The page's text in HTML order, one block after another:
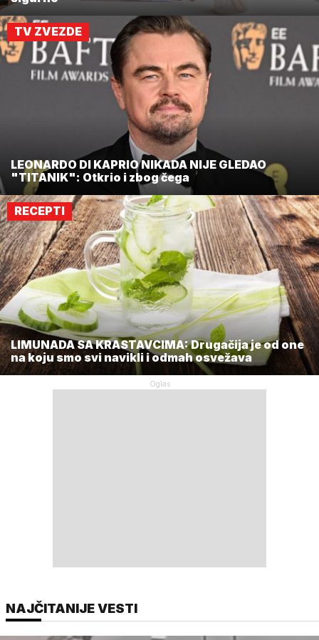
TV ZVEZDE
LEONARDO DI KAPRIO NIKADA NIJE GLEDAO
"TITANIK": Otkrio i zbog čega
RECEPTI
LIMUNADA SA KRASTAVCIMA: Drugačija je od one
na koju smo svi navikli i odmah osvežava
NAJČITANIJE VESTI